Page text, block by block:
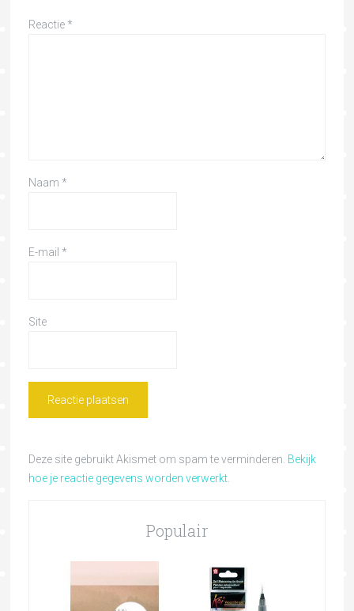
Reactie *
Naam *
E-mail *
Site
Deze site gebruikt Akismet om spam te verminderen. Bekijk
hoe je reactie gegevens worden verwerkt.
Populair